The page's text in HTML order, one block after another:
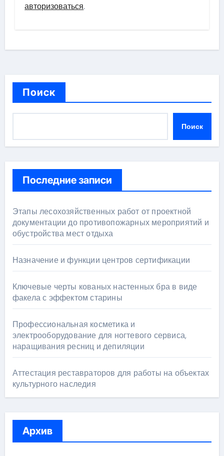
авторизоваться.
Поиск
Поиск
Последние записи
Этапы лесохозяйственных работ от проектной
документации до противопожарных мероприятий и
обустройства мест отдыха
Назначение и функции центров сертификации
Ключевые черты кованых настенных бра в виде
факела с эффектом старины
Профессиональная косметика и
электрооборудование для ногтевого сервиса,
наращивания ресниц и депиляции
Аттестация реставраторов для работы на объектах
культурного наследия
Архив